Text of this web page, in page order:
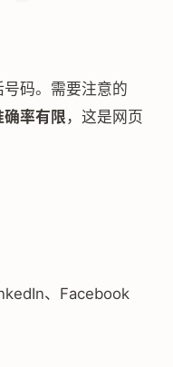
码。需要注意的
率有限 ，这是网页
、Facebook